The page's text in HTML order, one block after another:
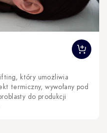
chosen on the
który umożliwia
termiczny, wywołany pod
do produkcji